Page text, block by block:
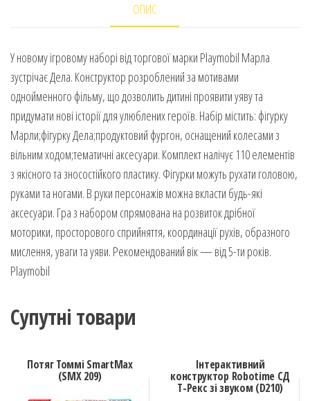
ОПИС
У новому ігровому наборі від торгової марки Playmobil Марла
зустрічає Дела. Конструктор розроблений за мотивами
однойменного фільму, що дозволить дитині проявити уяву та
придумати нові історії для улюблених героїв. Набір містить: фігурку
Марли;фігурку Дела;продуктовий фургон, оснащений колесами з
вільним ходом;тематичні аксесуари. Комплект налічує 110 елементів
з якісного та зносостійкого пластику. Фігурки можуть рухати головою,
руками та ногами. В руки персонажів можна вкласти будь-які
аксесуари. Гра з набором спрямована на розвиток дрібної
моторики, просторового сприйняття, координації рухів, образного
мислення, уваги та уяви. Рекомендований вік — від 5-ти років.
Playmobil
Супутні товари
Потяг Томмі SmartМax
(SMX 209)
Інтерактивний
конструктор Robotime СД
T-Рекс зі звуком (D210)